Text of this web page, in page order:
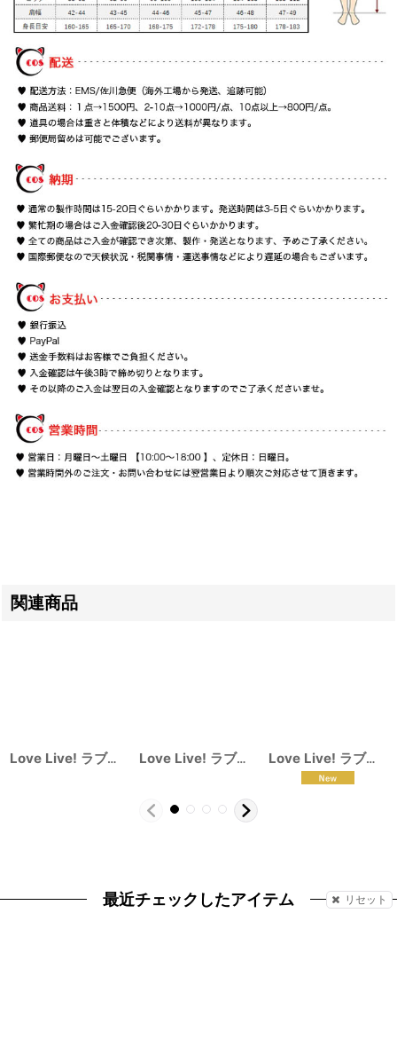
関連商品
Love Live! ラブライブ! サンシャイン!! Aqours 黒澤ルビィ 国木田花丸 津島善子 コスプレ衣装 Love Live! ラブライブ! ベースボール編 覚醒前 矢澤 にこ コスプレ衣装 Love Live! ラブライブ! 南ことり 婦警 覚醒後 コスプレ衣装
最近チェックしたアイテム リセット